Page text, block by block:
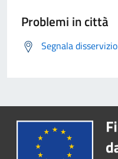
Problemi in città
Segnala disservizio